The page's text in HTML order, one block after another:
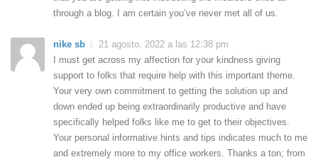
through a blog. I am certain you’ve never met all of us.
nike sb
21 agosto, 2022 a las 12:38 pm
I must get across my affection for your kindness giving
support to folks that require help with this important theme.
Your very own commitment to getting the solution up and
down ended up being extraordinarily productive and have
specifically helped folks like me to get to their objectives.
Your personal informative hints and tips indicates much to me
and extremely more to my office workers. Thanks a ton; from